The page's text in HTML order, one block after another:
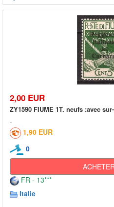
2,00 EUR
ZY1590 FIUME 1T. neufs :avec
1,90 EUR
0
ACHETER
FR - 13***
Italie